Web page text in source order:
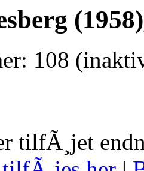
108
tilfÃ¸jet